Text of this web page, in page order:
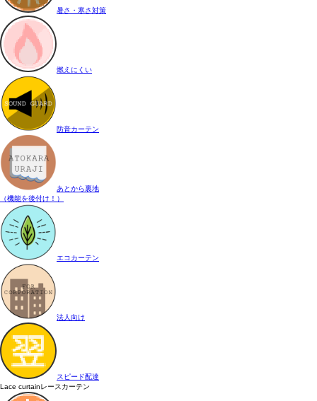
暑さ・寒さ対策
燃えにくい
防音カーテン
あとから裏地
（機能を後付け！）
エコカーテン
法人向け
スピード配達
Lace curtainレースカーテン